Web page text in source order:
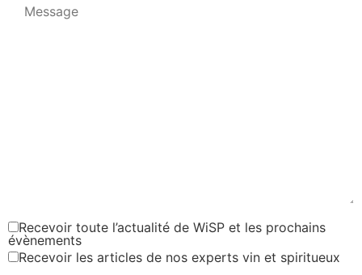
Recevoir toute l’actualité de WiSP et les prochains
évènements
Recevoir les articles de nos experts vin et spiritueux